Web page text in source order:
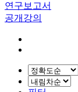
연구보고서
공개강의